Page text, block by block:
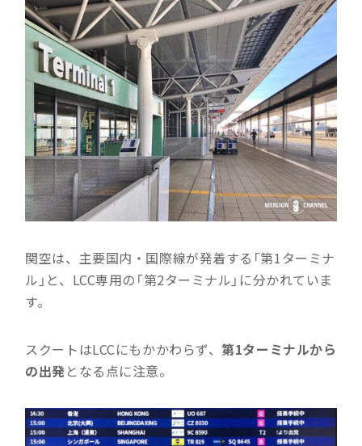
関空は、主要国内・国際線が発着する「第1ターミナ
ル」と、LCC専用の「第2ターミナル」に分かれていま
す。
スクートはLCCにもかかわらず、第1ターミナルから
の出発となる点に注意。